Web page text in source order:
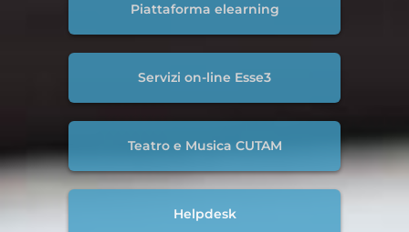
Piattaforma elearning
Servizi on-line Esse3
Teatro e Musica CUTAM
Helpdesk